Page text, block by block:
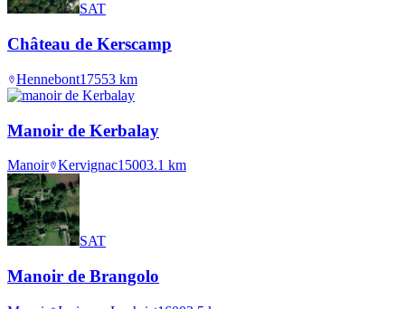
SAT
Château de Kerscamp
Hennebont17553 km
Manoir de Kerbalay
Manoir Kervignac15003.1 km
SAT
Manoir de Brangolo